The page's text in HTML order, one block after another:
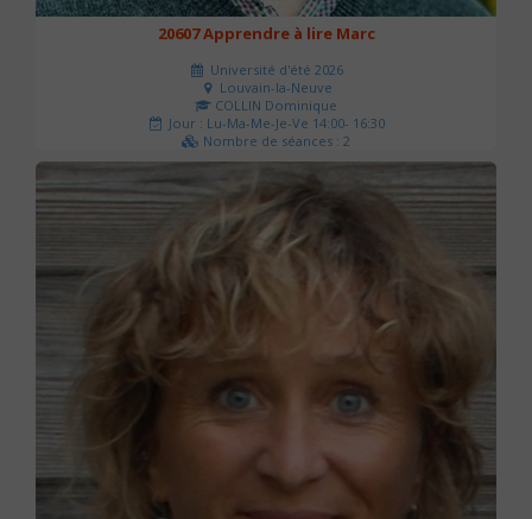
20607 Apprendre à lire Marc
Université d'été 2026
Louvain-la-Neuve
COLLIN Dominique
Jour : Lu-Ma-Me-Je-Ve 14:00- 16:30
Nombre de séances : 2
51 €